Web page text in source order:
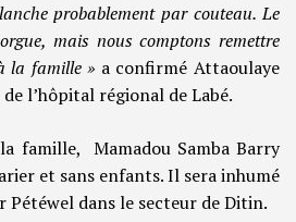
probablement par couteau. Le
mais nous comptons remettre
la famille » a confirmé Attaoulaye
l’hôpital régional de Labé.
famille, Mamadou Samba Barry
et sans enfants. Il sera inhumé
Pétéwel dans le secteur de Ditin.